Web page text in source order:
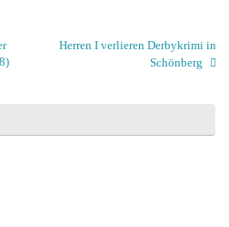
Herren I verlieren Derbykrimi in
Schönberg